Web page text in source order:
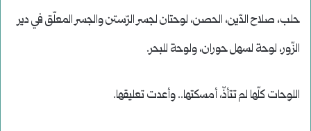
حلب، صلاح الدّين، الحصن، لوحتان لجسر الرّستن والجسر المعلّق في دير
الزّور، لوحة لسهل حوران، ولوحة للبحر.
اللوحات كلّها لم تتأذّ، أمسكتها.. وأعدت تعليقها.